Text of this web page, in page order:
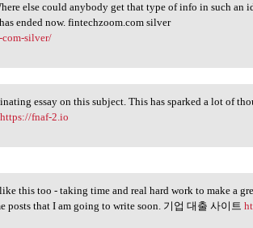
else could anybody get that type of info in such an
ended now. fintechzoom.com silver
com-silver/
essay on this subject. This has sparked a lot of
https://fnaf-2.io
this too - taking time and real hard work to make a
posts that I am going to write soon. 기업 대출 사이트